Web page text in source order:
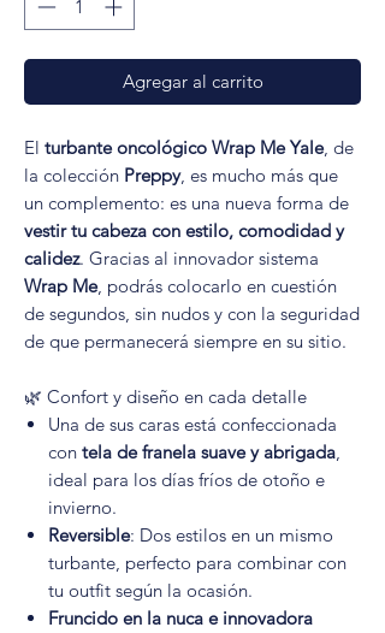
Agregar al carrito
El turbante oncológico Wrap Me Yale, de
la colección Preppy, es mucho más que
un complemento: es una nueva forma de
vestir tu cabeza con estilo, comodidad y
calidez. Gracias al innovador sistema
Wrap Me, podrás colocarlo en cuestión
de segundos, sin nudos y con la seguridad
de que permanecerá siempre en su sitio.
🌿 Confort y diseño en cada detalle
Una de sus caras está confeccionada
con tela de franela suave y abrigada,
ideal para los días fríos de otoño e
invierno.
Reversible: Dos estilos en un mismo
turbante, perfecto para combinar con
tu outfit según la ocasión.
Fruncido en la nuca e innovadora